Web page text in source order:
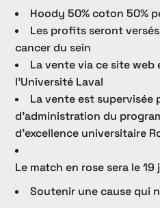
Hoody 50% coton 50%
Les profits seront
cancer du sein
La vente via ce site web
l'Université Laval
La vente est supervisée
d'administration du
d'excellence universitaire
Le match en rose sera le 19
Soutenir une cause qui